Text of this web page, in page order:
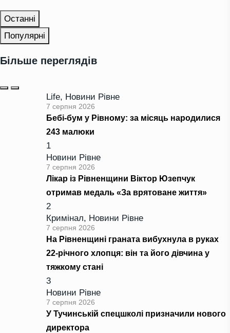
Останні
Популярні
Більше переглядів
Life, Новини Рівне
7 серпня 2026
Бебі-бум у Рівному: за місяць народилися
243 малюки
1
Новини Рівне
7 серпня 2026
Лікар із Рівненщини Віктор Юзепчук
отримав медаль «За врятоване життя»
2
Кримінал, Новини Рівне
7 серпня 2026
На Рівненщині граната вибухнула в руках
22-річного хлопця: він та його дівчина у
тяжкому стані
3
Новини Рівне
7 серпня 2026
У Тучинській спецшколі призначили нового
директора